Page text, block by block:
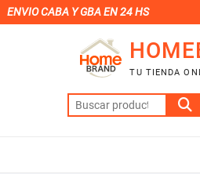
Saltar
al
ENVIO CABA Y GBA EN 24 HS
TU TIENDA
Buscar
por: